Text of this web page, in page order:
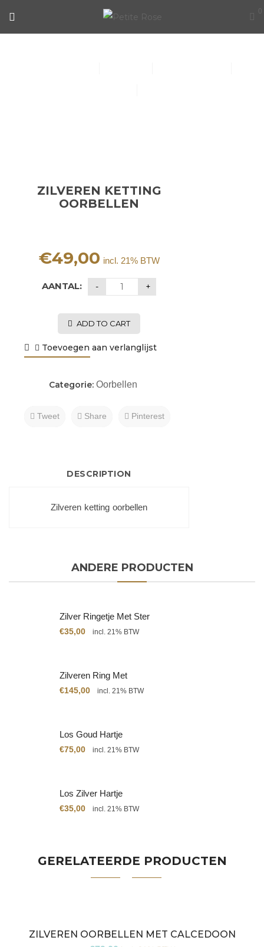
0
ZILVEREN KETTING
OORBELLEN
€49,00 incl. 21% BTW
AANTAL:
ADD TO CART
Toevoegen aan verlanglijst
Categorie: Oorbellen
Tweet Share Pinterest
DESCRIPTION
Zilveren ketting oorbellen
ANDERE PRODUCTEN
Zilver Ringetje Met Ster
€35,00 incl. 21% BTW
Zilveren Ring Met
Citrien
€145,00 incl. 21% BTW
Los Goud Hartje
€75,00 incl. 21% BTW
Los Zilver Hartje
€35,00 incl. 21% BTW
GERELATEERDE PRODUCTEN
ZILVEREN OORBELLEN MET CALCEDOON